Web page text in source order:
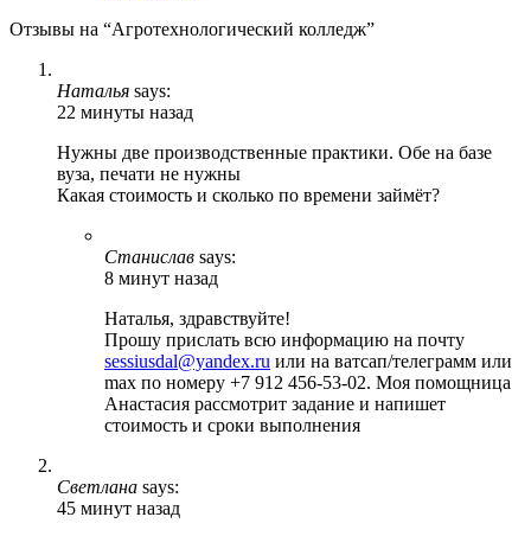
Отзывы на “Агротехнологический колледж”
Наталья says:
22 минуты назад
Нужны две производственные практики. Обе на базе
вуза, печати не нужны
Какая стоимость и сколько по времени займёт?
Станислав says:
8 минут назад
Наталья, здравствуйте!
Прошу прислать всю информацию на почту
sessiusdal@yandex.ru или на ватсап/телеграмм или
max по номеру +7 912 456-53-02. Моя помощница
Анастасия рассмотрит задание и напишет
стоимость и сроки выполнения
Светлана says:
45 минут назад